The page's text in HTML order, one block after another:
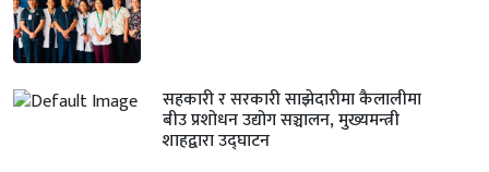
सहकारी र सरकारी साझेदारीमा कैलालीमा
बीउ प्रशोधन उद्योग सञ्चालन, मुख्यमन्त्री
शाहद्वारा उद्घाटन